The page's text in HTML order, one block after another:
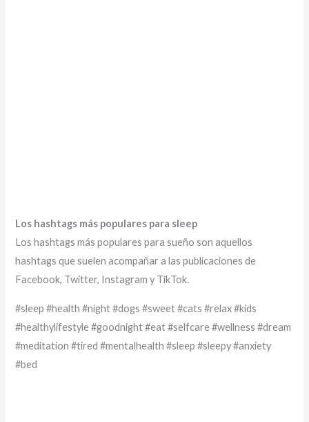
Los hashtags más populares para sleep
Los hashtags más populares para sueño son aquellos
hashtags que suelen acompañar a las publicaciones de
Facebook, Twitter, Instagram y TikTok.
#sleep #health #night #dogs #sweet #cats #relax #kids
#healthylifestyle #goodnight #eat #selfcare #wellness #dream
#meditation #tired #mentalhealth #sleep #sleepy #anxiety
#bed